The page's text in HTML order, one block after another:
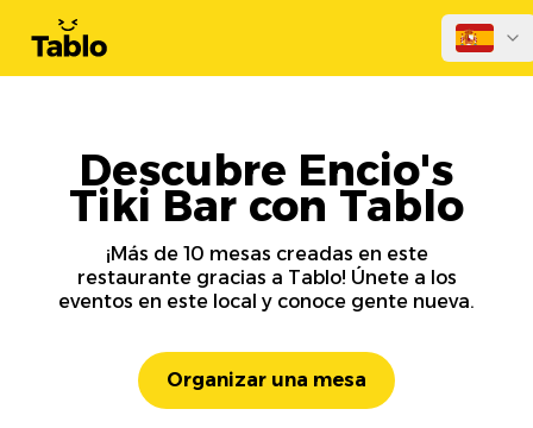
Descubre Encio's
Tiki Bar con Tablo
¡Más de 10 mesas creadas en este
restaurante gracias a Tablo! Únete a los
eventos en este local y conoce gente nueva.
Organizar una mesa